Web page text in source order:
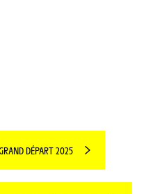
DÉPART 2025